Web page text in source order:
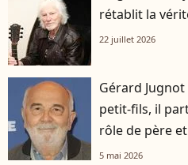
rétablit la
22 juillet 2026
Gérard
petit-fils, il
rôle de père
5 mai 2026